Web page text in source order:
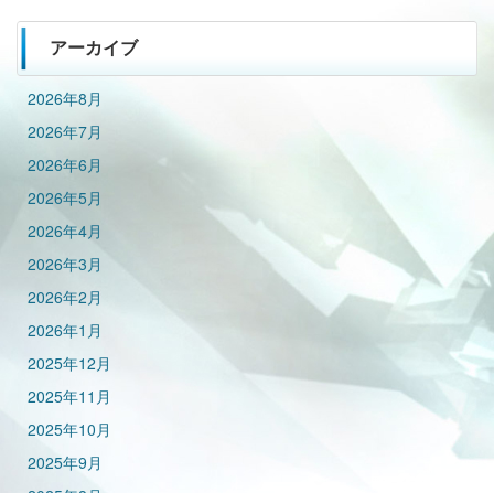
アーカイブ
2026年8月
2026年7月
2026年6月
2026年5月
2026年4月
2026年3月
2026年2月
2026年1月
2025年12月
2025年11月
2025年10月
2025年9月